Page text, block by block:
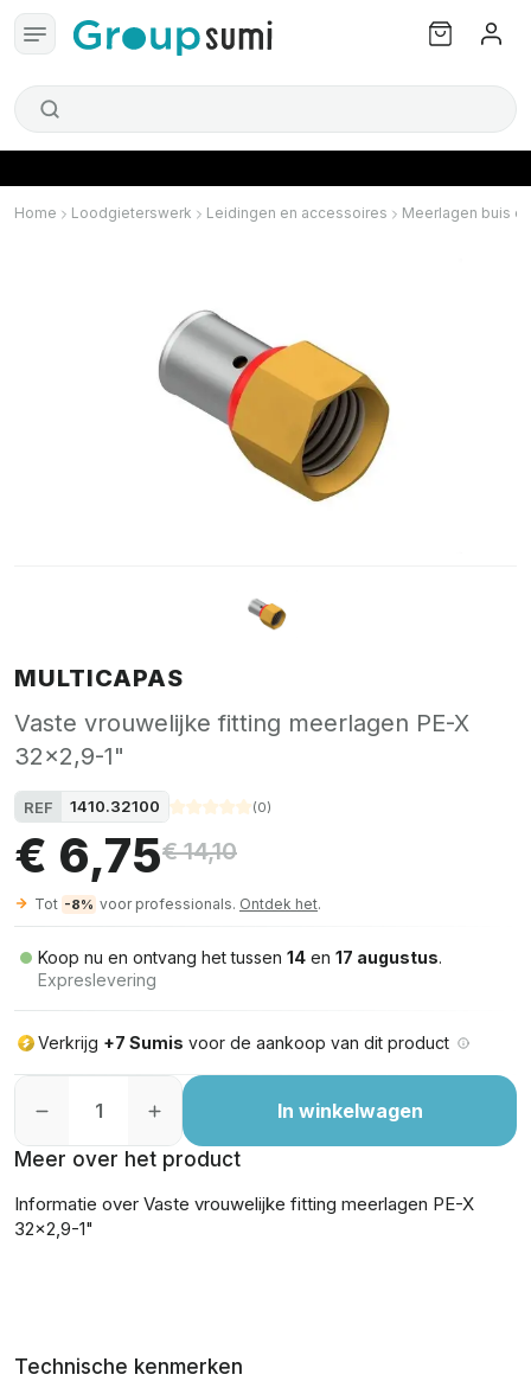
Home Loodgieterswerk Leidingen en accessoires Meerlagen buis
MULTICAPAS
Vaste vrouwelijke fitting meerlagen PE-X
32x2,9-1"
REF 1410.32100 (0)
€ 6,75€ 14,10
Tot -8% voor professionals. Ontdek het.
Koop nu en ontvang het tussen 14 en 17 augustus.
Expreslevering
Verkrijg +7 Sumis voor de aankoop van dit product
In winkelwagen
Meer over het product
Informatie over Vaste vrouwelijke fitting meerlagen PE-X
32x2,9-1"
Technische kenmerken